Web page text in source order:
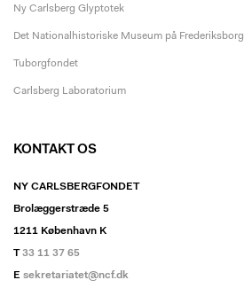
Ny Carlsberg Glyptotek
Det Nationalhistoriske Museum på Frederiksborg
Tuborgfondet
Carlsberg Laboratorium
KONTAKT OS
NY CARLSBERGFONDET
Brolæggerstræde 5
1211 København K
T33 11 37 65
E sekretariatet@ncf.dk